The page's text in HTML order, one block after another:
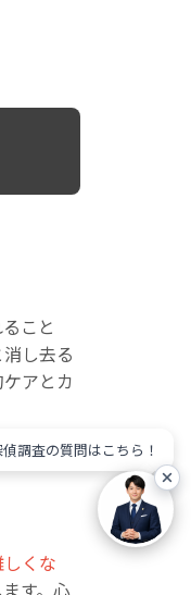
こと
し去る
アとカ
くな
す。心
調査の質問はこちら！